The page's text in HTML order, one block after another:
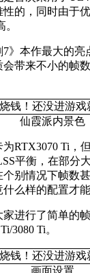
的，同时由于
》本作最大的亮
带来不小的帧
仙霞派内景色
RTX3070 Ti，
平衡，在部分
别情况下帧数
么样的配置才
进行了简单的
3080 Ti。